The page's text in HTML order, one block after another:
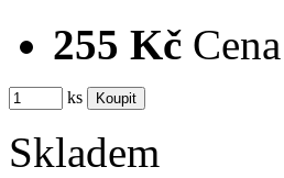
255 Kč
ks
Skladem